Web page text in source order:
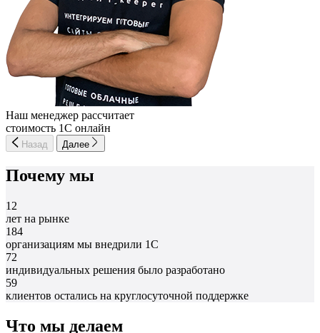
Наш менеджер рассчитает
стоимость 1С онлайн
Назад Далее
Почему мы
12
лет на рынке
184
организациям мы внедрили 1С
72
индивидуальных решения было разработано
59
клиентов остались на круглосуточной поддержке
Что мы делаем